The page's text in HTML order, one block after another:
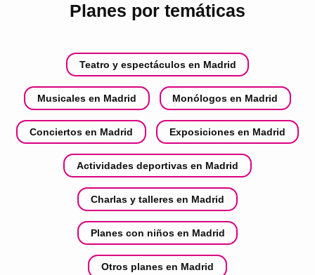
Planes por temáticas
Teatro y espectáculos en Madrid
Musicales en Madrid Monólogos en Madrid
Conciertos en Madrid Exposiciones en Madrid
Actividades deportivas en Madrid
Charlas y talleres en Madrid
Planes con niños en Madrid
Otros planes en Madrid